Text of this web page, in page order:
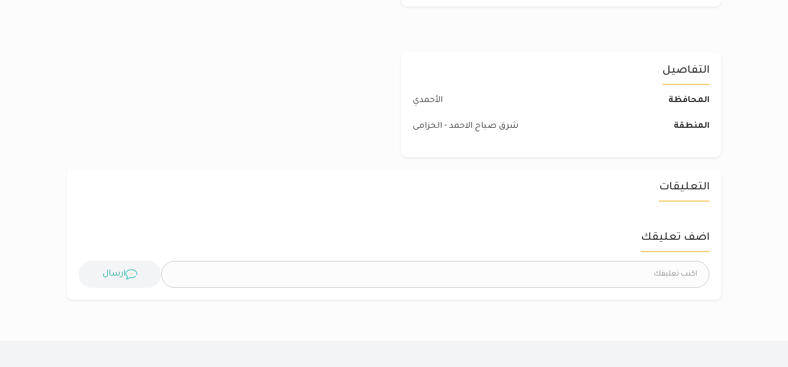
التفاصيل
المحافظة الأحمدي
المنطقة شرق صباح الاحمد - الخزامى
التعليقات
اضف تعليقك
ارسال